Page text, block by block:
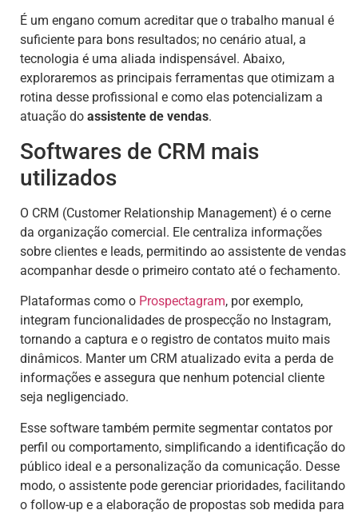
É um engano comum acreditar que o trabalho manual é
suficiente para bons resultados; no cenário atual, a
tecnologia é uma aliada indispensável. Abaixo,
exploraremos as principais ferramentas que otimizam a
rotina desse profissional e como elas potencializam a
atuação do assistente de vendas.
Softwares de CRM mais
utilizados
O CRM (Customer Relationship Management) é o cerne
da organização comercial. Ele centraliza informações
sobre clientes e leads, permitindo ao assistente de vendas
acompanhar desde o primeiro contato até o fechamento.
Plataformas como o Prospectagram, por exemplo,
integram funcionalidades de prospecção no Instagram,
tornando a captura e o registro de contatos muito mais
dinâmicos. Manter um CRM atualizado evita a perda de
informações e assegura que nenhum potencial cliente
seja negligenciado.
Esse software também permite segmentar contatos por
perfil ou comportamento, simplificando a identificação do
público ideal e a personalização da comunicação. Desse
modo, o assistente pode gerenciar prioridades, facilitando
o follow-up e a elaboração de propostas sob medida para